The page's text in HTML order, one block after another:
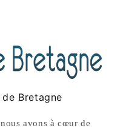
Bretagne
avons à cœur de